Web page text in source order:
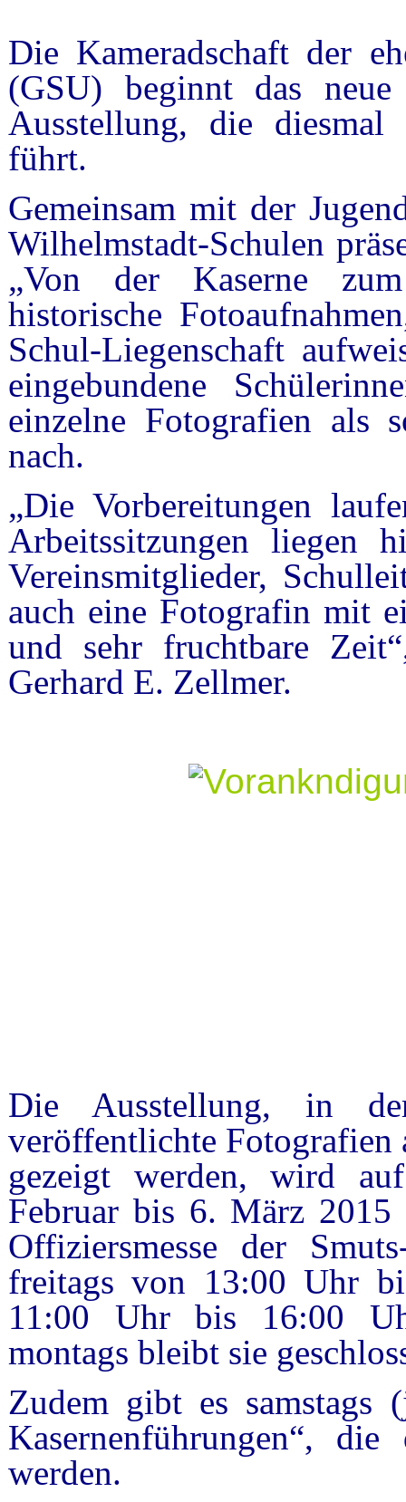
Die Kameradschaft der
(GSU) beginnt das
Ausstellung, die diesmal
führt.
Gemeinsam mit der
Wilhelmstadt-Schulen
„Von der Kaserne
historische
Schul-Liegenschaft
eingebundene
einzelne Fotografien als
nach.
„Die Vorbereitungen
Arbeitssitzungen liegen
Vereinsmitglieder,
auch eine Fotografin mit
und sehr fruchtbare
Gerhard E. Zellmer.
Die Ausstellung, in
veröffentlichte Fotografien
gezeigt werden, wird
Februar bis 6. März 2015
Offiziersmesse der
freitags von 13:00 Uhr
11:00 Uhr bis 16:00
montags bleibt sie
Zudem gibt es samstags
Kasernenführungen“,
werden.